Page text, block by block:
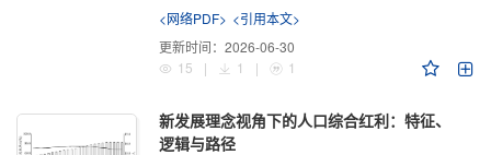
<网络PDF> <引用本文>
更新时间： 2026-06-30
15
| 1 | 1
新发展理念视角下的人口综合红利：特征、
逻辑与路径